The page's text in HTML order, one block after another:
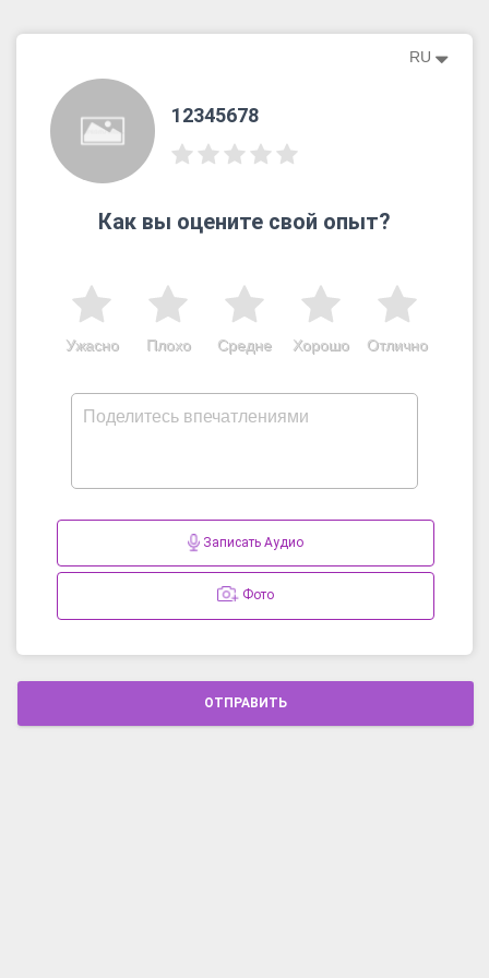
RU
12345678
Как вы оцените свой опыт?
Отлично
Хорошо
Средне
Плохо
Ужасно
Записать Аудио
Фото
ОТПРАВИТЬ